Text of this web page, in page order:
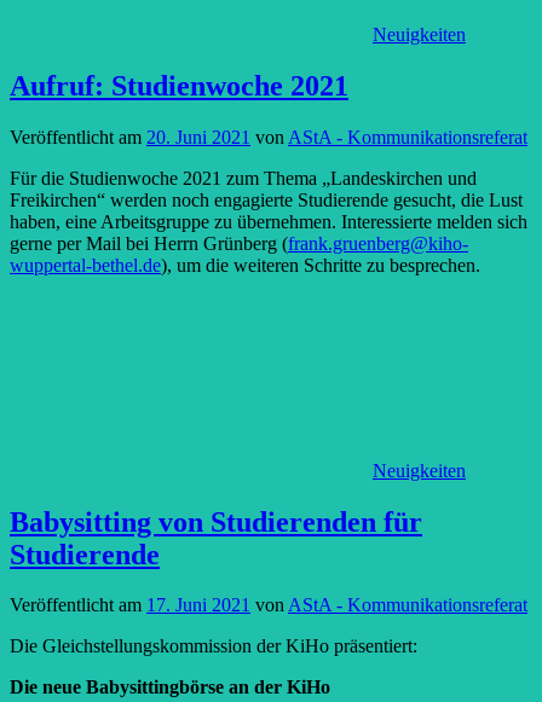
Neuigkeiten
Aufruf: Studienwoche 2021
Veröffentlicht am 20. Juni 2021 von AStA - Kommunikationsreferat
Für die Studienwoche 2021 zum Thema „Landeskirchen und
Freikirchen“ werden noch engagierte Studierende gesucht, die Lust
haben, eine Arbeitsgruppe zu übernehmen. Interessierte melden sich
gerne per Mail bei Herrn Grünberg (frank.gruenberg@kiho-
wuppertal-bethel.de), um die weiteren Schritte zu besprechen.
Neuigkeiten
Babysitting von Studierenden für
Studierende
Veröffentlicht am 17. Juni 2021 vonAStA - Kommunikationsreferat
Die Gleichstellungskommission der KiHo präsentiert:
Die neue Babysittingbörse an der KiHo